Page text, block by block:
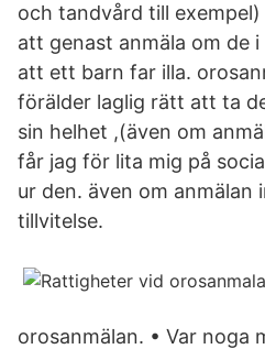
och tandvård till
att genast anmäla om de
att ett barn far illa.
förälder laglig rätt att ta
sin helhet ,(även om
får jag för lita mig på
ur den. även om anmälan
tillvitelse.
orosanmälan. • Var noga